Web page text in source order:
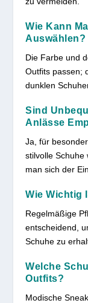
Wie Kann
Auswählen?
Die Farbe und
Outfits passen;
dunklen
Sind
Anlässe
Ja, für
stilvolle Schuhe
man sich der
Wie Wichtig
Regelmäßige
entscheidend,
Schuhe zu
Welche
Outfits?
Modische